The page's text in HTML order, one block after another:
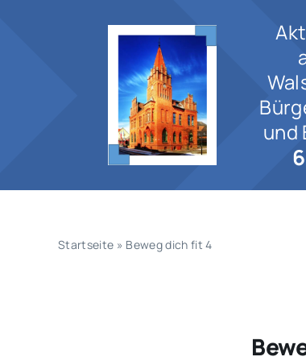
und
Startseite » Beweg dich fit 4